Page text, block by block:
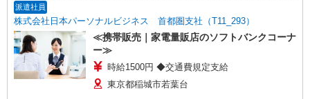
派遣社員
株式会社日本パーソナルビジネス 首都圏支社（T11_293）
≪携帯販売｜家電量販店のソフトバンクコーナ
ー≫
時給1500円 ◆交通費規定支給
東京都稲城市若葉台